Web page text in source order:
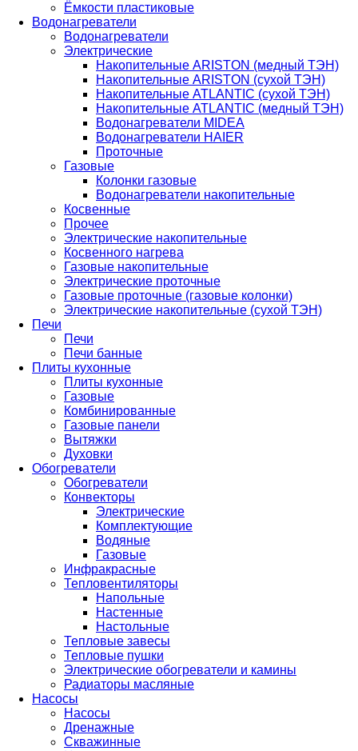
Ёмкости пластиковые
Водонагреватели
Водонагреватели
Электрические
Накопительные ARISTON (медный ТЭН)
Накопительные ARISTON (сухой ТЭН)
Накопительные ATLANTIC (сухой ТЭН)
Накопительные ATLANTIC (медный ТЭН)
Водонагреватели MIDEA
Водонагреватели HAIER
Проточные
Газовые
Колонки газовые
Водонагреватели накопительные
Косвенные
Прочее
Электрические накопительные
Косвенного нагрева
Газовые накопительные
Электрические проточные
Газовые проточные (газовые колонки)
Электрические накопительные (сухой ТЭН)
Печи
Печи
Печи банные
Плиты кухонные
Плиты кухонные
Газовые
Комбинированные
Газовые панели
Вытяжки
Духовки
Обогреватели
Обогреватели
Конвекторы
Электрические
Комплектующие
Водяные
Газовые
Инфракрасные
Тепловентиляторы
Напольные
Настенные
Настольные
Тепловые завесы
Тепловые пушки
Электрические обогреватели и камины
Радиаторы масляные
Насосы
Насосы
Дренажные
Скважинные